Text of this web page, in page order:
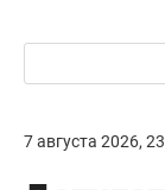
7 августа 2026,